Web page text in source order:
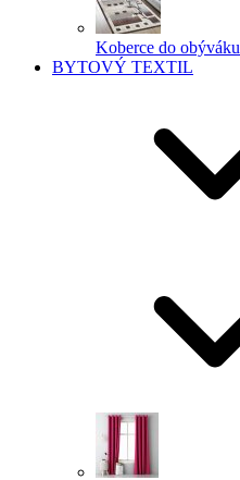
Koberce do obýváku
BYTOVÝ TEXTIL